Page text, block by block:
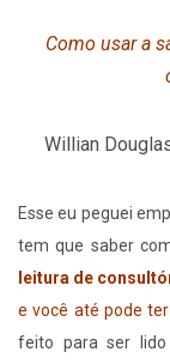
Como usar a
Willian
Esse eu peguei
tem que saber
leitura de
e você até pode
feito para ser lido